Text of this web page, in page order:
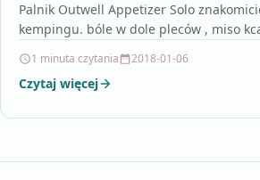
Palnik Outwell Appetizer Solo
kempingu. bóle w dole pleców , miso
1 minuta czytania 2018-01-06
Czytaj więcej